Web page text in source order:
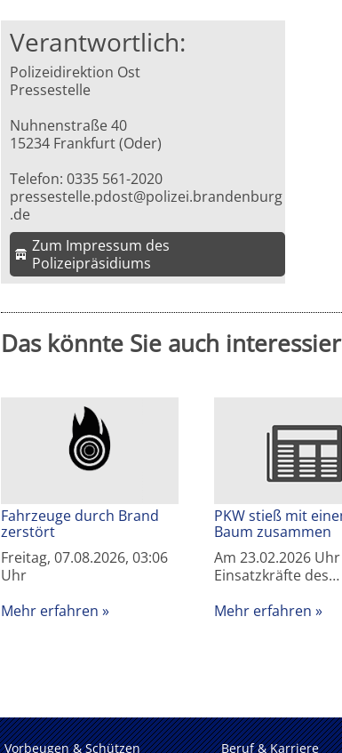
Verantwortlich:
Polizeidirektion Ost
Pressestelle
Nuhnenstraße 40
15234 Frankfurt (Oder)
Telefon: 0335 561-2020
pressestelle.pdost@polizei.brandenburg
.de
Zum Impressum des
Polizeipräsidiums
Das könnte Sie auch
Fahrzeuge durch Brand
zerstört
Freitag, 07.08.2026, 03:06
Uhr
Mehr erfahren
PKW stieß mit
Baum zusammen
Am 23.02.2026
Einsatzkräfte des…
Mehr erfahren
Vorbeugen & Schützen
Beruf & Karriere